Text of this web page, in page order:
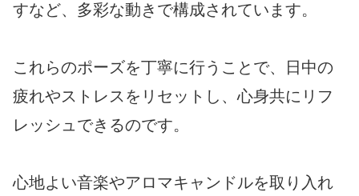
すなど、多彩な動きで構成されています。
これらのポーズを丁寧に行うことで、日中の
疲れやストレスをリセットし、心身共にリフ
レッシュできるのです。
心地よい音楽やアロマキャンドルを取り入れ